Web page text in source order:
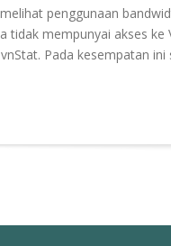
penggunaan
tidak mempunyai akses
Pada kesempatan